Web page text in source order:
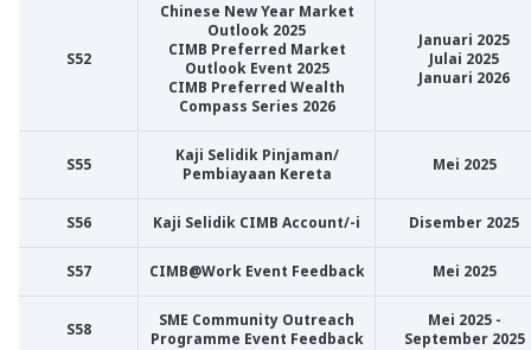
S52
Chinese New Year Market
Outlook 2025
CIMB Preferred Market
Outlook Event 2025
CIMB Preferred Wealth
Compass Series 2026
Januari 2025
Julai 2025
Januari 2026
S55
Kaji Selidik Pinjaman/
Pembiayaan Kereta
Mei 2025
S56 Kaji Selidik CIMB Account/-i Disember 2025
S57 CIMB@Work Event Feedback Mei 2025
S58
SME Community Outreach
Programme Event Feedback
Mei 2025 -
September 2025